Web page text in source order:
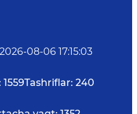
2026-08-06 17:15:03
1559Tashriflar: 240